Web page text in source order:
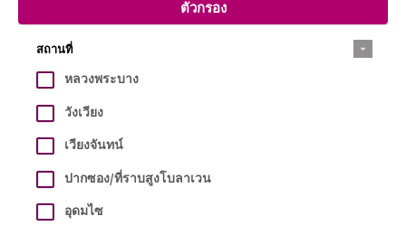
ตัวกรอง
สถานที่
หลวงพระบาง
วังเวียง
เวียงจันทน์
ปากซอง/ที่ราบสูงโบลาเวน
อุดมไซ